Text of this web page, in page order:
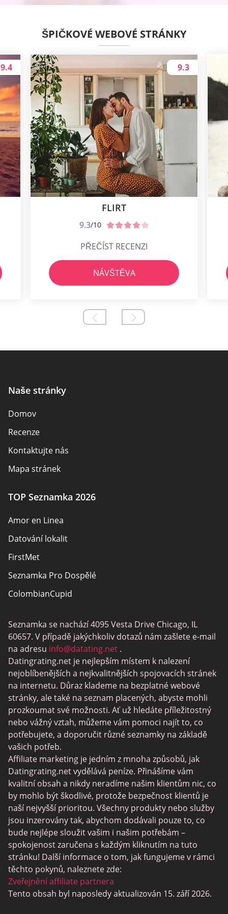
ŠPIČKOVÉ WEBOVÉ STRÁNKY
9.4
FLIRT
9.3/10
9.3
PŘEČÍST RECENZI
NÁVŠTĚVA
Naše stránky
Domov
Recenze
Kontaktujte nás
Mapa stránek
TOP Seznamka 2026
Amor en Linea
Datování lokalit
FirstMet
Seznamka Pro Dospělé
ColombianCupid
MeetMindful
Seznamka BDSM
BBPeopleMeet
Stránky Sugar Daddy
JPeopleMeet
Trans Seznamka
Senior Datování Lokalit
MyLOL
Gay Seznamka
Lesbické Seznamky
Černé Datování Lokalit
SugarDaddyMeet
LatinAmericanCupid
CatholicMatch
Seznamka se nachází 4095 Vesta Drive Chicago, IL
60657. V případě jakýchkoliv dotazů nám zašlete e-mail
na adresu info@datating.net .
Datingrating.net je nejlepším místem k nalezení
nejoblíbenějších a nejkvalitnějších spojovacích stránek
na internetu. Důraz klademe na bezplatné webové
stránky, ale také na seznam placených, abyste mohli
prozkoumat své možnosti. Ať už hledáte příležitostný
nebo vážný vztah, můžeme vám pomoci najít to, co
potřebujete, a doporučit různé seznamky na základě
vašich potřeb.
Affiliate marketing je jedním z mnoha způsobů, jak
Datingrating.net vydělává peníze. Přinášíme vám
kvalitní obsah a nikdy neradíme našim klientům nic, co
by mohlo být škodlivé, protože bezpečnost klientů je
naší nejvyšší prioritou. Všechny produkty nebo služby
jsou inzerovány tak, abychom dodávali pouze to, co
bude nejlépe sloužit vašim i našim potřebám –
spokojenost zaručena s každým kliknutím na tuto
stránku! Další informace o tom, jak fungujeme v rámci
těchto pokynů, naleznete zde:
Zveřejnění affiliate partnera
Tento obsah byl naposledy aktualizován 15. září 2026.